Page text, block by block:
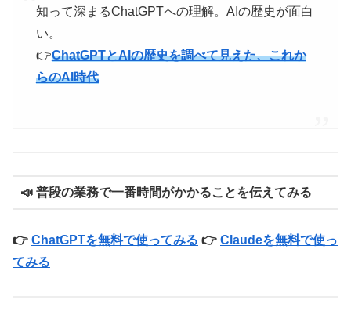
知って深まるChatGPTへの理解。AIの歴史が面白
い。
👉ChatGPTとAIの歴史を調べて見えた、これか
らのAI時代
📣 普段の業務で一番時間がかかることを伝えてみる
👉 ChatGPTを無料で使ってみる 👉 Claudeを無料で使っ
てみる